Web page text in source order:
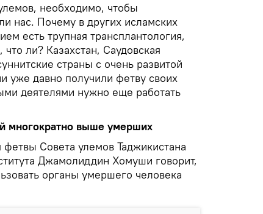
необходимо, чтобы
нас. Почему в других исламских
есть трупная трансплантология,
ли? Казахстан, Саудовская
страны с очень развитой
уже давно получили фетву своих
деятелями нужно еще работать
многократно выше умерших
Совета улемов Таджикистана
Джамолиддин Хомуши говорит,
органы умершего человека